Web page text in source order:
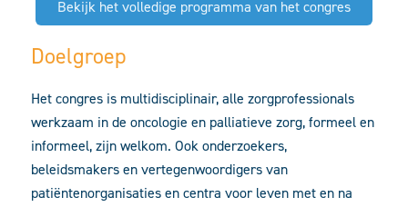
Bekijk het volledige programma van het congres
Doelgroep
Het congres is multidisciplinair, alle zorgprofessionals
werkzaam in de oncologie en palliatieve zorg, formeel en
informeel, zijn welkom. Ook onderzoekers,
beleidsmakers en vertegenwoordigers van
patiëntenorganisaties en centra voor leven met en na